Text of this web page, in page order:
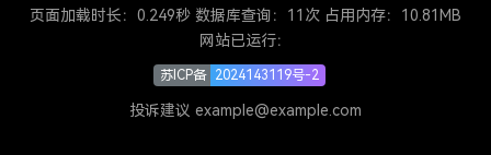
页面加载时长：0.249秒 数据库查询：11次 占用内存：10.81MB
网站已运行：
苏ICP备 2024143119号-2
投诉建议 example@example.com